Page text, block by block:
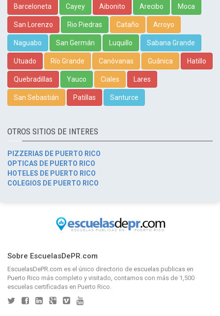
Barceloneta Cayey Aibonito Arecibo Moca
San Lorenzo Rio Piedras Cataño Arroyo
Naguabo San Germán Luquillo Sabana Grande
Utuado Río Grande Canóvanas Guánica Hatillo
Quebradillas Yauco Ciales Lares
San Sebastián Patillas Santurce
OTROS SITIOS DE INTERES
PIZZERIAS DE PUERTO RICO
OPTICAS DE PUERTO RICO
HOTELES DE PUERTO RICO
COLEGIOS DE PUERTO RICO
Sobre EscuelasDePR.com
EscuelasDePR.com es el único directorio de escuelas publicas en
Puerto Rico más completo y visitado, contamos con más de 1,500
escuelas certificadas en Puerto Rico.